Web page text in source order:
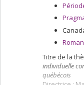
Roman
Titre de la
individuelle
québécois